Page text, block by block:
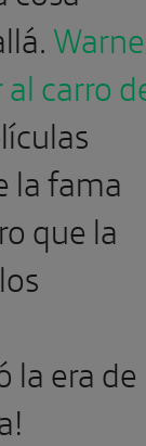
al carro
la fama
que la
la era de